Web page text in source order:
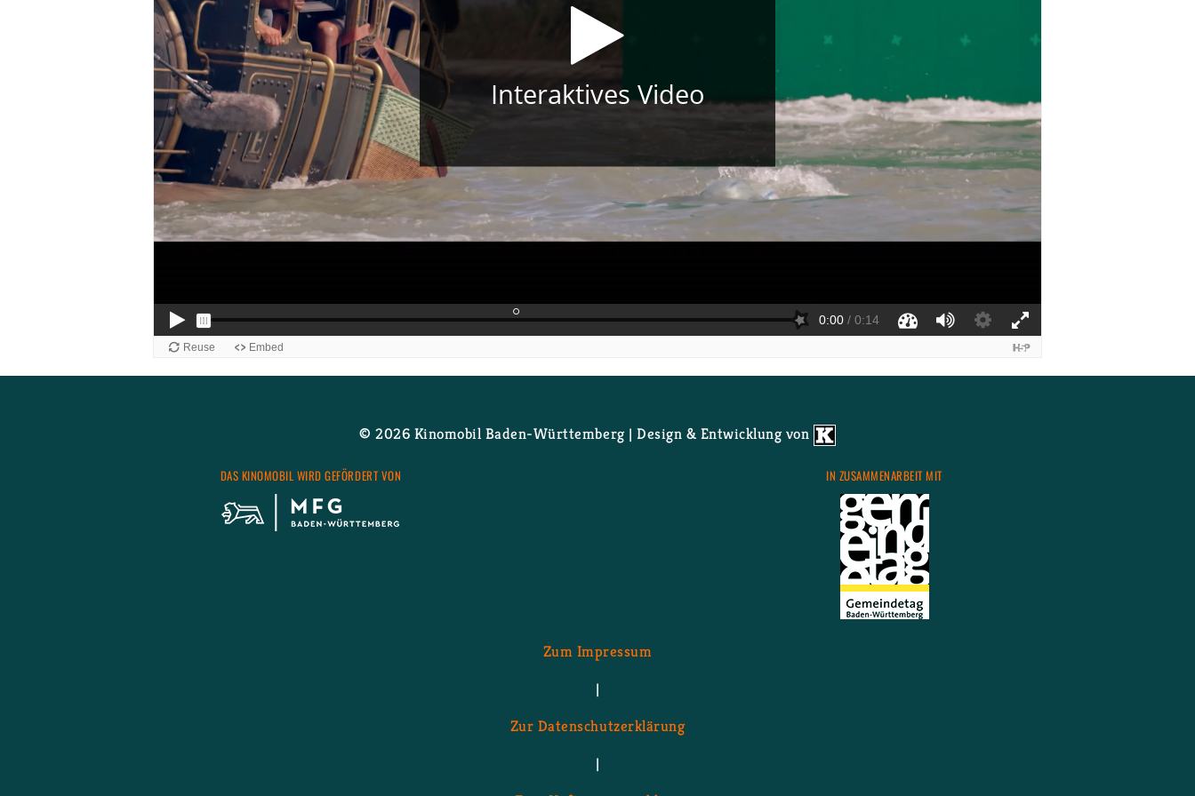
© 2026 Ki­no­mo­bil Ba­den-Würt­tem­berg | De­sign & Ent­wick­lung von
DAS KI­NO­MO­BIL WIRD GE­FÖR­DERT VON IN ZU­SAM­MEN­AR­BEIT MIT
Zum Im­pres­sum
|
Zur Da­ten­schutz­er­klä­rung
|